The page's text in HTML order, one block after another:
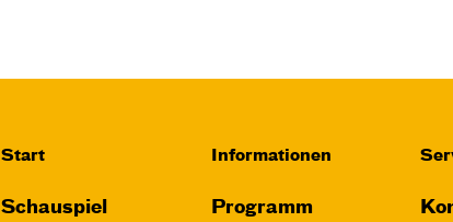
Start
Schauspiel
Informationen
Programm